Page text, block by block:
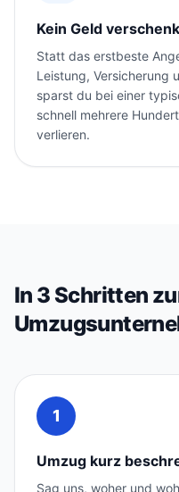
Kein Geld
Statt das erstbeste
Leistung, Versicherung
sparst du bei einer
schnell mehrere
verlieren.
In 3 Schritten
1
Umzug kurz
Sag uns, woher und